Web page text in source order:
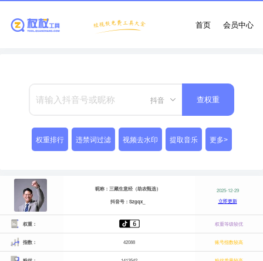
会员中心
首页
抖音 查权重
权重排行 违禁词过滤 视频去水印 提取音乐 更多>
昵称：三藏生意经（助农甄选）
抖音号：Szgqx_
2025-12-29
立即更新
权重： 权重等级较优
指数： 42088 账号指数较高